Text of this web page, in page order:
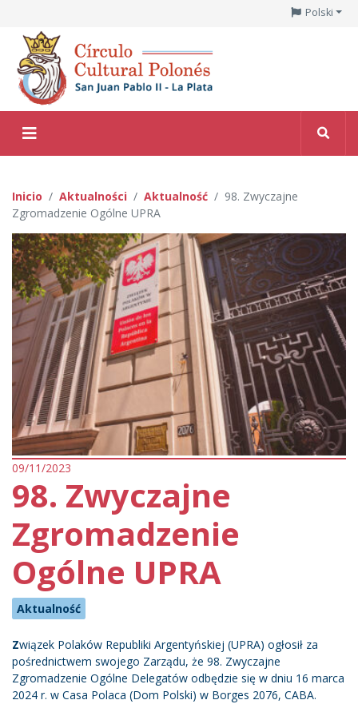
Polski
Inicio Aktualności Aktualność
98. Zwyczajne
Zgromadzenie Ogólne UPRA
09/11/2023
98. Zwyczajne
Zgromadzenie
Ogólne UPRA
Aktualność
Związek Polaków Republiki Argentyńskiej (UPRA) ogłosił za
pośrednictwem swojego Zarządu, że 98. Zwyczajne
Zgromadzenie Ogólne Delegatów odbędzie się w dniu 16 marca
2024 r. w Casa Polaca (Dom Polski) w Borges 2076, CABA.